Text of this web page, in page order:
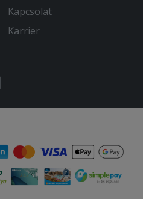
Kapcsolat
Karrier